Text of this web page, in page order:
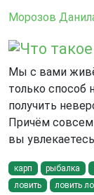
Морозов
Что
Мы с вами
только способ
получить
Причём
вы
карп рыбалка
ловить
ловить